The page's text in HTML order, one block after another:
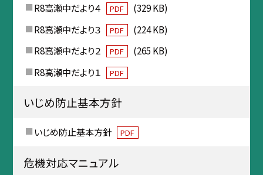
R8高瀬中だより４ PDF
(329 KB)
R8高瀬中だより３
PDF
(224 KB)
R8高瀬中だより２
PDF
(265 KB)
R8高瀬中だより１
PDF
いじめ防止基本方針
いじめ防止基本方針 PDF
危機対応マニュアル